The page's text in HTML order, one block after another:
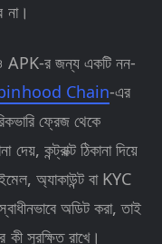
না।
র জন্য একটি নন-
Chain-এর
ফ্রেজ থেকে
কন্ট্রাক্ট ঠিকানা দিয়ে
অ্যাকাউন্ট বা KYC
অডিট করা, তাই
সুরক্ষিত রাখে।